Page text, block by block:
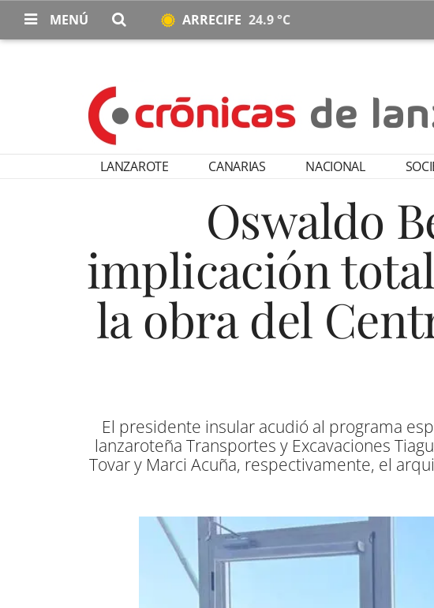
MENÚ ARRECIFE 24.9 °C
LANZAROTE CANARIAS NACIONAL
Oswaldo
implicación
la obra del
El presidente insular acudió al programa
lanzaroteña Transportes y Excavaciones
Tovar y Marci Acuña, respectivamente, el